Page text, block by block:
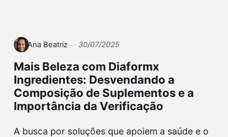
Ana Beatriz 30/07/2025
Mais Beleza com Diaformx
Ingredientes: Desvendando a
Composição de Suplementos e a
Importância da Verificação
A busca por soluções que apoiem a saúde e o